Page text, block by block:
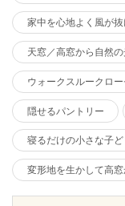
家中を心地よく風が抜
天窓／高窓から自然
ウォークスルークロー
隠せるパントリー
寝るだけの小さな子ど
変形地を生かして高